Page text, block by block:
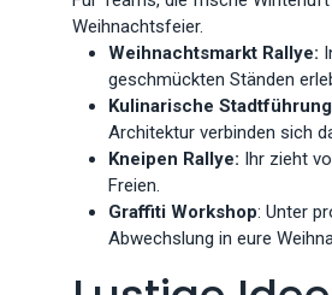
Weihnachtsfeier.
Weihnachtsmarkt Rallye:
geschmückten Ständen
Kulinarische
Architektur verbinden sich
Kneipen Rallye: Ihr zieht
Freien.
Graffiti Workshop: Unter
Abwechslung in eure